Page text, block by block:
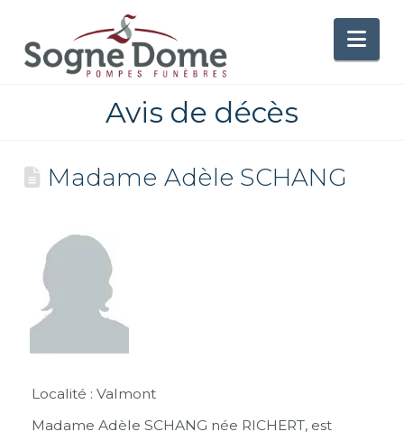
Avis de décès
Madame Adèle SCHANG
Localité : Valmont
Madame Adèle SCHANG née RICHERT, est